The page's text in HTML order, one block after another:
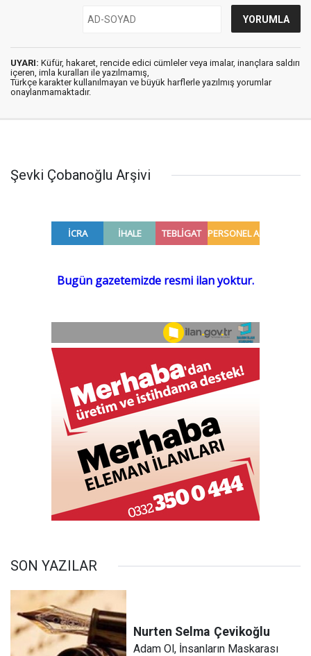
UYARI: Küfür, hakaret, rencide edici cümleler veya imalar, inançlara saldırı
içeren, imla kuralları ile yazılmamış,
Türkçe karakter kullanılmayan ve büyük harflerle yazılmış yorumlar
onaylanmamaktadır.
Şevki Çobanoğlu Arşivi
SON YAZILAR
Nurten Selma Çevikoğlu
Adam Ol, İnsanların Maskarası